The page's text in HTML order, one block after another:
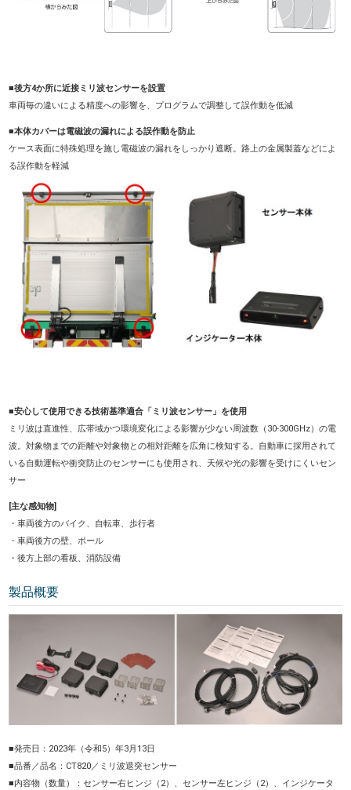
■後方4か所に近接ミリ波センサーを設置
車両毎の違いによる精度への影響を、プログラムで調整して誤作動を低減
■本体カバーは電磁波の漏れによる誤作動を防止
ケース表面に特殊処理を施し電磁波の漏れをしっかり遮断。路上の金属製蓋などによ
る誤作動を軽減
■安心して使用できる技術基準適合「ミリ波センサー」を使用
ミリ波は直進性、広帯域かつ環境変化による影響が少ない周波数（30-300GHz）の電
波。対象物までの距離や対象物との相対距離を広角に検知する。自動車に採用されて
いる自動運転や衝突防止のセンサーにも使用され、天候や光の影響を受けにくいセン
サー
[主な感知物]
・車両後方のバイク、自転車、歩行者
・車両後方の壁、ポール
・後方上部の看板、消防設備
製品概要
■発売日：2023年（令和5）年3月13日
■品番／品名：CT820／ミリ波退突センサー
■内容物（数量）：センサー右ヒンジ（2）、センサー左ヒンジ（2）、インジケータ